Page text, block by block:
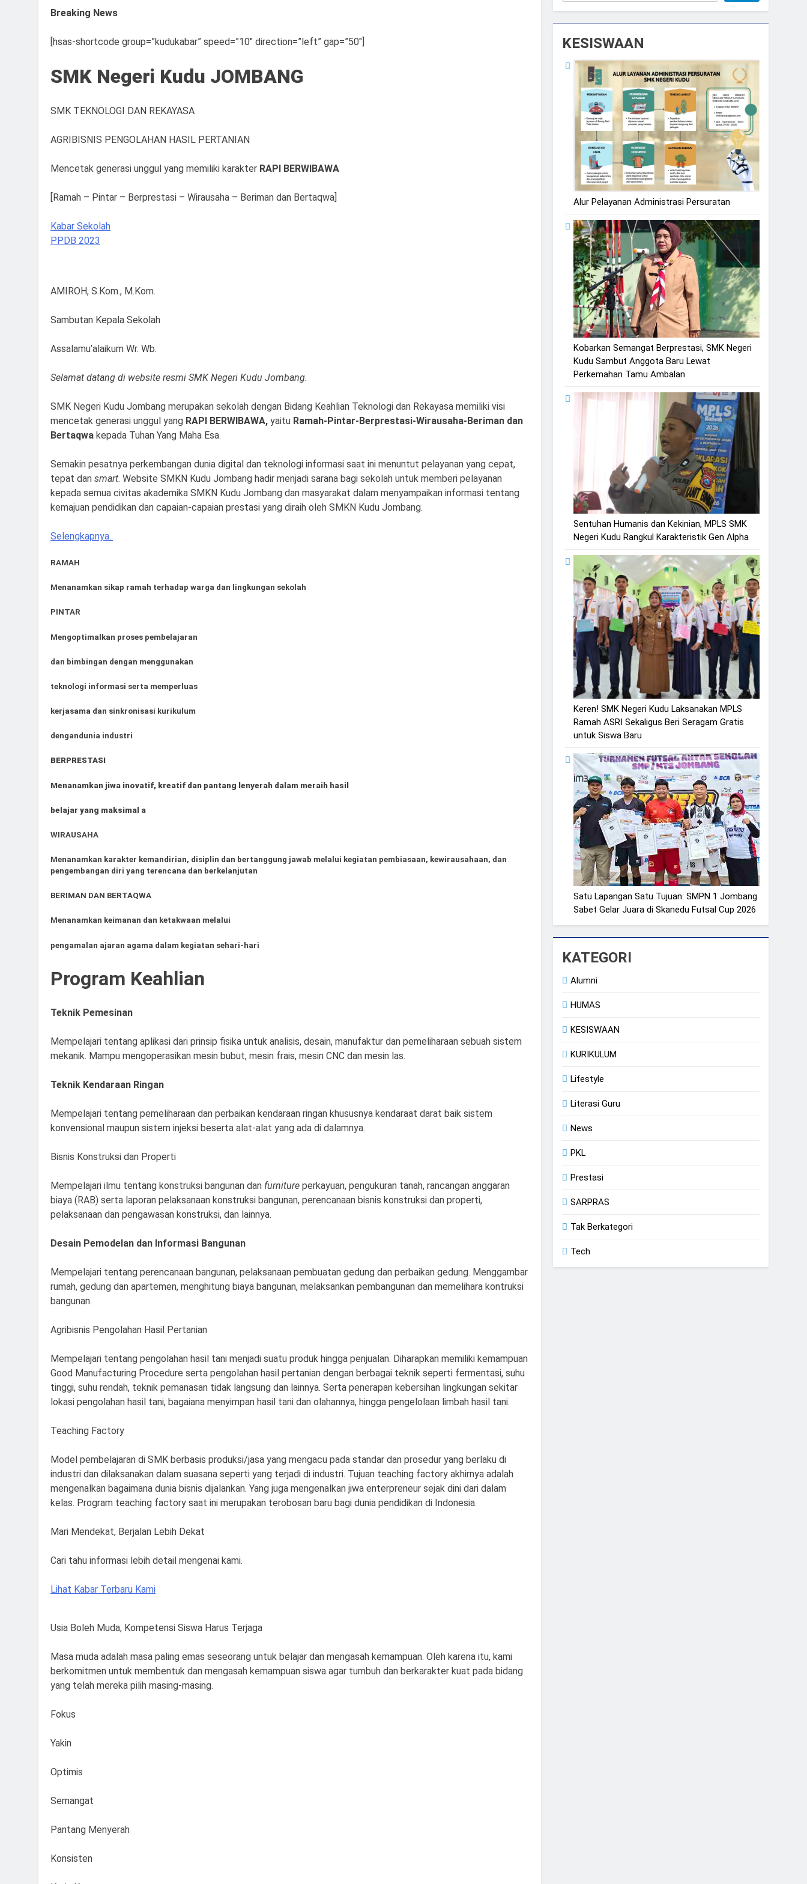
Breaking News
[hsas-shortcode group=”kudukabar” speed=”10″ direction=”left” gap=”50″]
SMK Negeri Kudu JOMBANG
SMK TEKNOLOGI DAN REKAYASA
AGRIBISNIS PENGOLAHAN HASIL PERTANIAN
Mencetak generasi unggul yang memiliki karakter RAPI BERWIBAWA
[Ramah – Pintar – Berprestasi – Wirausaha – Beriman dan Bertaqwa]
Kabar Sekolah
PPDB 2023
AMIROH, S.Kom., M.Kom.
Sambutan Kepala Sekolah
Assalamu’alaikum Wr. Wb.
Selamat datang di website resmi SMK Negeri Kudu Jombang.
SMK Negeri Kudu Jombang merupakan sekolah dengan Bidang Keahlian Teknologi dan Rekayasa memiliki visi
mencetak generasi unggul yang RAPI BERWIBAWA, yaitu Ramah-Pintar-Berprestasi-Wirausaha-Beriman dan
Bertaqwa kepada Tuhan Yang Maha Esa.
Semakin pesatnya perkembangan dunia digital dan teknologi informasi saat ini menuntut pelayanan yang cepat,
tepat dan smart. Website SMKN Kudu Jombang hadir menjadi sarana bagi sekolah untuk memberi pelayanan
kepada semua civitas akademika SMKN Kudu Jombang dan masyarakat dalam menyampaikan informasi tentang
kemajuan pendidikan dan capaian-capaian prestasi yang diraih oleh SMKN Kudu Jombang.
Selengkapnya..
RAMAH
Menanamkan sikap ramah terhadap warga dan lingkungan sekolah
PINTAR
Mengoptimalkan proses pembelajaran
dan bimbingan dengan menggunakan
teknologi informasi serta memperluas
kerjasama dan sinkronisasi kurikulum
dengandunia industri
BERPRESTASI
Menanamkan jiwa inovatif, kreatif dan pantang lenyerah dalam meraih hasil
belajar yang maksimal a
WIRAUSAHA
Menanamkan karakter kemandirian, disiplin dan bertanggung jawab melalui kegiatan pembiasaan, kewirausahaan, dan
pengembangan diri yang terencana dan berkelanjutan
BERIMAN DAN BERTAQWA
Menanamkan keimanan dan ketakwaan melalui
pengamalan ajaran agama dalam kegiatan sehari-hari
Program Keahlian
Teknik Pemesinan
Mempelajari tentang aplikasi dari prinsip fisika untuk analisis, desain, manufaktur dan pemeliharaan sebuah sistem
mekanik. Mampu mengoperasikan mesin bubut, mesin frais, mesin CNC dan mesin las.
Teknik Kendaraan Ringan
Mempelajari tentang pemeliharaan dan perbaikan kendaraan ringan khususnya kendaraat darat baik sistem
konvensional maupun sistem injeksi beserta alat-alat yang ada di dalamnya.
Bisnis Konstruksi dan Properti
Mempelajari ilmu tentang konstruksi bangunan dan furniture perkayuan, pengukuran tanah, rancangan anggaran
biaya (RAB) serta laporan pelaksanaan konstruksi bangunan, perencanaan bisnis konstruksi dan properti,
pelaksanaan dan pengawasan konstruksi, dan lainnya.
Desain Pemodelan dan Informasi Bangunan
Mempelajari tentang perencanaan bangunan, pelaksanaan pembuatan gedung dan perbaikan gedung. Menggambar
rumah, gedung dan apartemen, menghitung biaya bangunan, melaksankan pembangunan dan memelihara kontruksi
bangunan.
Agribisnis Pengolahan Hasil Pertanian
Mempelajari tentang pengolahan hasil tani menjadi suatu produk hingga penjualan. Diharapkan memiliki kemampuan
Good Manufacturing Procedure serta pengolahan hasil pertanian dengan berbagai teknik seperti fermentasi, suhu
tinggi, suhu rendah, teknik pemanasan tidak langsung dan lainnya. Serta penerapan kebersihan lingkungan sekitar
lokasi pengolahan hasil tani, bagaiana menyimpan hasil tani dan olahannya, hingga pengelolaan limbah hasil tani.
Teaching Factory
Model pembelajaran di SMK berbasis produksi/jasa yang mengacu pada standar dan prosedur yang berlaku di
industri dan dilaksanakan dalam suasana seperti yang terjadi di industri. Tujuan teaching factory akhirnya adalah
mengenalkan bagaimana dunia bisnis dijalankan. Yang juga mengenalkan jiwa enterpreneur sejak dini dari dalam
kelas. Program teaching factory saat ini merupakan terobosan baru bagi dunia pendidikan di Indonesia.
Mari Mendekat, Berjalan Lebih Dekat
Cari tahu informasi lebih detail mengenai kami.
Lihat Kabar Terbaru Kami
Usia Boleh Muda, Kompetensi Siswa Harus Terjaga
Masa muda adalah masa paling emas seseorang untuk belajar dan mengasah kemampuan. Oleh karena itu, kami
berkomitmen untuk membentuk dan mengasah kemampuan siswa agar tumbuh dan berkarakter kuat pada bidang
yang telah mereka pilih masing-masing.
Fokus
Yakin
Optimis
Semangat
Pantang Menyerah
Konsisten
KESISWAAN
Alur Pelayanan Administrasi Persuratan
Kobarkan Semangat Berprestasi, SMK Negeri
Kudu Sambut Anggota Baru Lewat
Perkemahan Tamu Ambalan
Sentuhan Humanis dan Kekinian, MPLS SMK
Negeri Kudu Rangkul Karakteristik Gen Alpha
Keren! SMK Negeri Kudu Laksanakan MPLS
Ramah ASRI Sekaligus Beri Seragam Gratis
untuk Siswa Baru
Satu Lapangan Satu Tujuan: SMPN 1 Jombang
Sabet Gelar Juara di Skanedu Futsal Cup 2026
KATEGORI
Alumni
HUMAS
KESISWAAN
KURIKULUM
Lifestyle
Literasi Guru
News
PKL
Prestasi
SARPRAS
Tak Berkategori
Tech